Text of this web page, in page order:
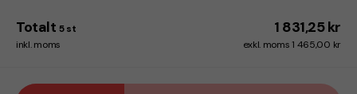
Totalt 5 st 1 831,25 kr
inkl. moms exkl. moms 1 465,00 kr